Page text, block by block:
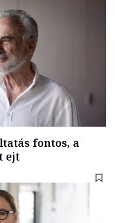
fontos, a
ejt